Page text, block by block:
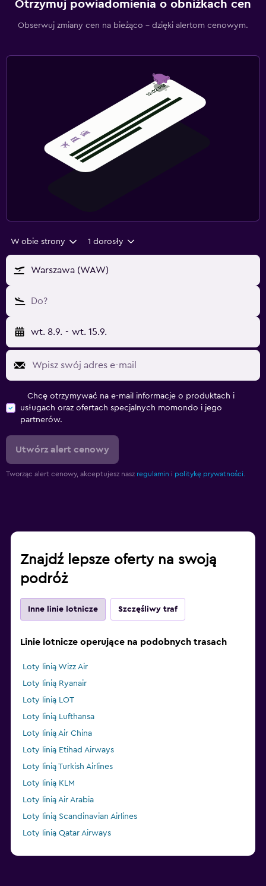
Otrzymuj powiadomienia o obniżkach cen
Obserwuj zmiany cen na bieżąco – dzięki alertom cenowym.
W obie strony 1 dorosły
Warszawa (WAW)
Do?
wt. 8.9. - wt. 15.9.
Chcę otrzymywać na e-mail informacje o produktach i
usługach oraz ofertach specjalnych momondo i jego
partnerów.
Utwórz alert cenowy
Tworząc alert cenowy, akceptujesz nasz regulamin i politykę prywatności.
Znajdź lepsze oferty na swoją
podróż
Inne linie lotnicze Szczęśliwy traf
Linie lotnicze operujące na podobnych trasach
Loty linią Wizz Air
Loty linią Ryanair
Loty linią LOT
Loty linią Lufthansa
Loty linią Air China
Loty linią Etihad Airways
Loty linią Turkish Airlines
Loty linią KLM
Loty linią Air Arabia
Loty linią Scandinavian Airlines
Loty linią Qatar Airways